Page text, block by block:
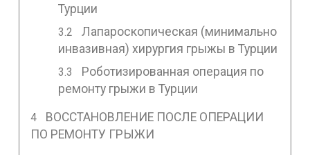
Турции
Лапароскопическая (минимально
инвазивная) хирургия грыжы в Турции
Роботизированная операция по
ремонту грыжи в Турции
ВОССТАНОВЛЕНИЕ ПОСЛЕ ОПЕРАЦИИ
ПО РЕМОНТУ ГРЫЖИ